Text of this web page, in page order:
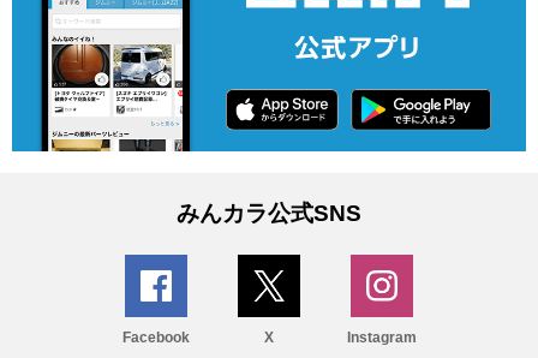
みんカラ公式SNS
Facebook X Instagram